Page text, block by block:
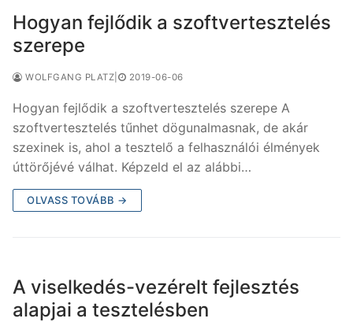
Hogyan fejlődik a szoftvertesztelés
szerepe
WOLFGANG PLATZ 2019-06-06
Hogyan fejlődik a szoftvertesztelés szerepe A
szoftvertesztelés tűnhet dögunalmasnak, de akár
szexinek is, ahol a tesztelő a felhasználói élmények
úttörőjévé válhat. Képzeld el az alábbi…
OLVASS TOVÁBB →
A viselkedés-vezérelt fejlesztés
alapjai a tesztelésben